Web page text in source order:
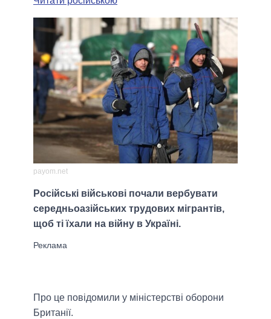
payom.net
Російські військові почали вербувати
середньоазійських трудових мігрантів,
щоб ті їхали на війну в Україні.
Про це повідомили у міністерстві оборони
Британії.